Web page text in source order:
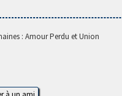
: Amour Perdu et Union